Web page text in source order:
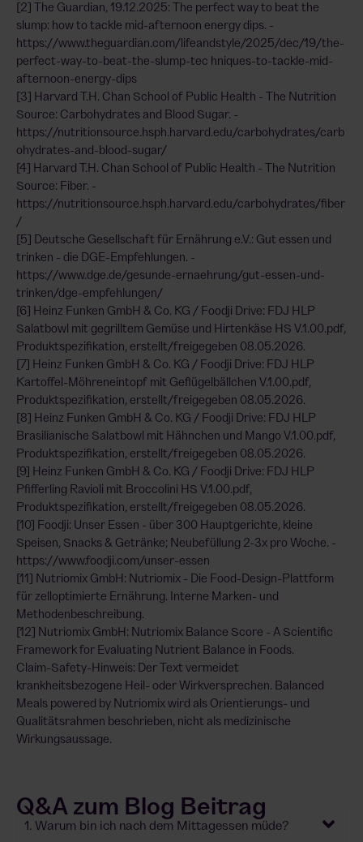
[2] The Guardian, 19.12.2025: The perfect way to beat the
slump: how to tackle mid-afternoon energy dips. -
https://www.theguardian.com/lifeandstyle/2025/dec/19/the-
perfect-way-to-beat-the-slump-tec hniques-to-tackle-mid-
afternoon-energy-dips
[3] Harvard T.H. Chan School of Public Health - The Nutrition
Source: Carbohydrates and Blood Sugar. -
https://nutritionsource.hsph.harvard.edu/carbohydrates/carb
ohydrates-and-blood-sugar/
[4] Harvard T.H. Chan School of Public Health - The Nutrition
Source: Fiber. -
https://nutritionsource.hsph.harvard.edu/carbohydrates/fiber
/
[5] Deutsche Gesellschaft für Ernährung e.V.: Gut essen und
trinken - die DGE-Empfehlungen. -
https://www.dge.de/gesunde-ernaehrung/gut-essen-und-
trinken/dge-empfehlungen/
[6] Heinz Funken GmbH & Co. KG / Foodji Drive: FDJ HLP
Salatbowl mit gegrilltem Gemüse und Hirtenkäse HS V.1.00.pdf,
Produktspezifikation, erstellt/freigegeben 08.05.2026.
[7] Heinz Funken GmbH & Co. KG / Foodji Drive: FDJ HLP
Kartoffel-Möhreneintopf mit Geflügelbällchen V.1.00.pdf,
Produktspezifikation, erstellt/freigegeben 08.05.2026.
[8] Heinz Funken GmbH & Co. KG / Foodji Drive: FDJ HLP
Brasilianische Salatbowl mit Hähnchen und Mango V.1.00.pdf,
Produktspezifikation, erstellt/freigegeben 08.05.2026.
[9] Heinz Funken GmbH & Co. KG / Foodji Drive: FDJ HLP
Pfifferling Ravioli mit Broccolini HS V.1.00.pdf,
Produktspezifikation, erstellt/freigegeben 08.05.2026.
[10] Foodji: Unser Essen - über 300 Hauptgerichte, kleine
Speisen, Snacks & Getränke; Neubefüllung 2-3x pro Woche. -
https://www.foodji.com/unser-essen
[11] Nutriomix GmbH: Nutriomix - Die Food-Design-Plattform
für zelloptimierte Ernährung. Interne Marken- und
Methodenbeschreibung.
[12] Nutriomix GmbH: Nutriomix Balance Score - A Scientific
Framework for Evaluating Nutrient Balance in Foods.
Claim-Safety-Hinweis: Der Text vermeidet
krankheitsbezogene Heil- oder Wirkversprechen. Balanced
Meals powered by Nutriomix wird als Orientierungs- und
Qualitätsrahmen beschrieben, nicht als medizinische
Wirkungsaussage.
Q&A zum Blog Beitrag
1. Warum bin ich nach dem Mittagessen müde?